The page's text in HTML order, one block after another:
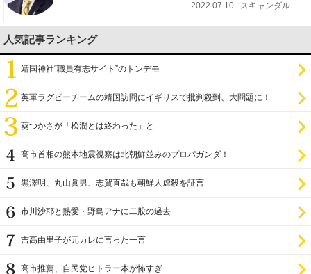
2022.07.10 | スキャンダル
人気記事ランキング
靖国神社“職員有志サイト”のトンデモ
英軍ラグビーチームの靖国訪問にイギリスで批判殺到、大問題に！
葵つかさが「松潤とは終わった」と
高市首相の熊本地震視察は北朝鮮並みのプロパガンダ！
黒澤明、丸山眞男、志賀直哉も朝鮮人虐殺を証言
市川沙耶と熱愛・野島アナに二股の過去
吉高由里子が元カレに言った一言
高市推薦、自民党ヒトラー本が怖すぎ